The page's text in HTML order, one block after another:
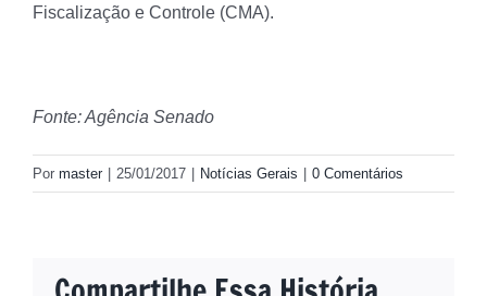
Fiscalização e Controle (CMA).
Fonte: Agência Senado
Por master 25/01/2017 Notícias Gerais 0 Comentários